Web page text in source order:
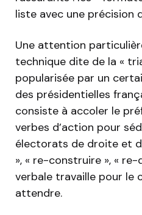
liste avec une précision
Une attention
technique dite de la «
popularisée par un
des présidentielles
consiste à accoler le
verbes d’action pour
électorats de droite et
», « re-construire », «
verbale travaille pour le
attendre.